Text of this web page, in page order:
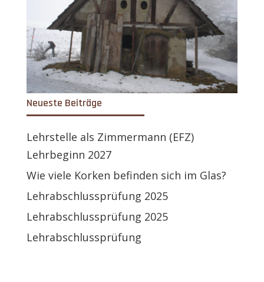
Neueste Beiträge
Lehrstelle als Zimmermann (EFZ)
Lehrbeginn 2027
Wie viele Korken befinden sich im Glas?
Lehrabschlussprüfung 2025
Lehrabschlussprüfung 2025
Lehrabschlussprüfung